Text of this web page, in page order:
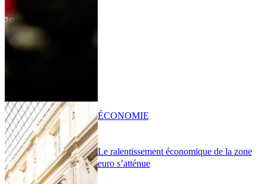
Le ralentissement économique de la zone
euro s’atténue
ÉCONOMIE